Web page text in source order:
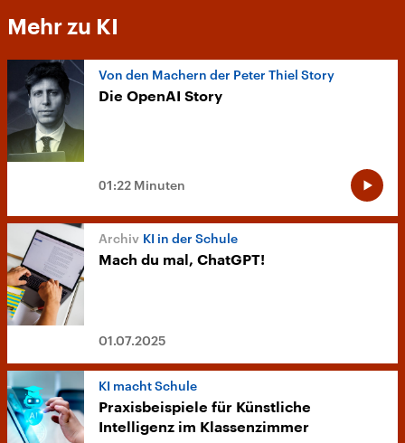
Mehr zu KI
Von den Machern der Peter Thiel Story
Die OpenAI Story
01:22 Minuten
KI in der Schule
Mach du mal, ChatGPT!
01.07.2025
KI macht Schule
Praxisbeispiele für Künstliche
Intelligenz im Klassenzimmer